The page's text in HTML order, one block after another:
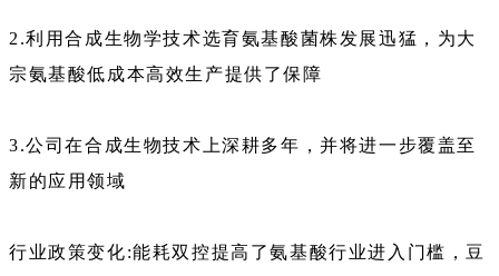
2.利用合成生物学技术选育氨基酸菌株发展迅猛，为大
宗氨基酸低成本高效生产提供了保障
3.公司在合成生物技术上深耕多年，并将进一步覆盖至
新的应用领域
行业政策变化:能耗双控提高了氨基酸行业进入门槛，豆